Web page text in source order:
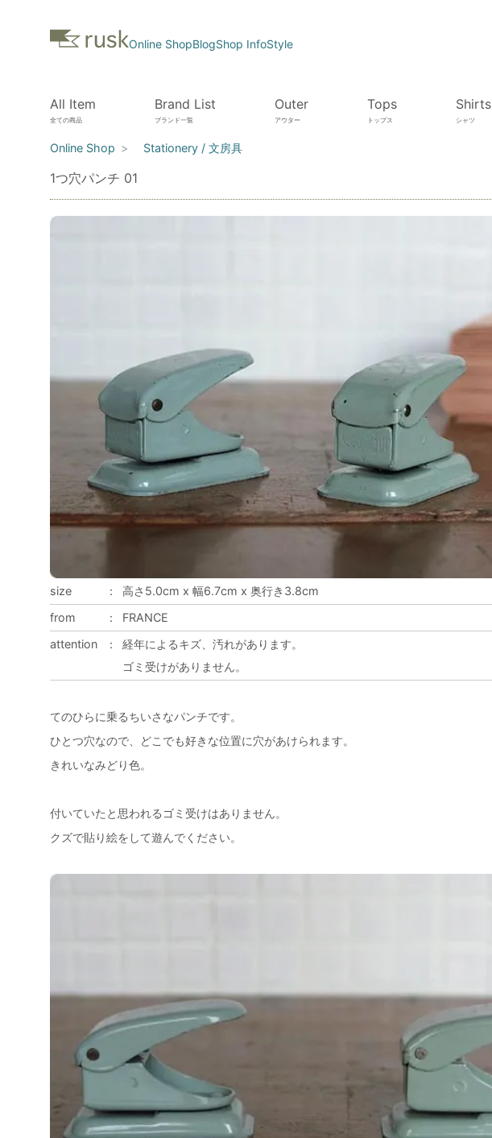
Online ShopBlogShop InfoStyle
All Item
全ての商品
Brand List
ブランド一覧
Outer
アウター
Tops
トップス
Shirts
シャツ
Online Shop Stationery / 文房具
1つ穴パンチ 01
size ：
高さ5.0cm x 幅6.7cm x 奥行き3.8cm
from
：
FRANCE
attention
：
経年によるキズ、汚れがあります。
ゴミ受けがありません。
てのひらに乗るちいさなパンチです。
ひとつ穴なので、どこでも好きな位置に穴があけられます。
きれいなみどり色。
付いていたと思われるゴミ受けはありません。
クズで貼り絵をして遊んでください。